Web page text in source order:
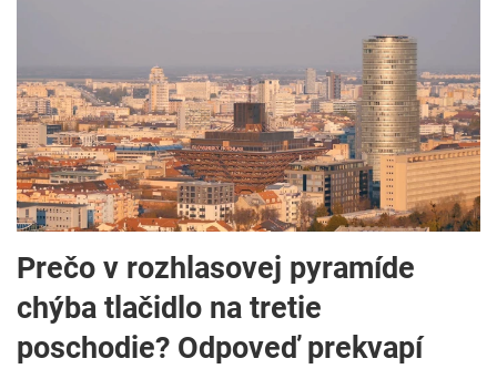
Prečo v rozhlasovej pyramíde
chýba tlačidlo na tretie
poschodie? Odpoveď prekvapí